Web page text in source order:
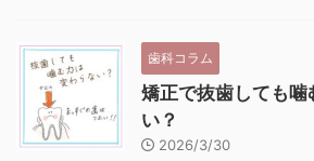
歯科コラム
矯正で抜歯しても
い？
2026/3/30